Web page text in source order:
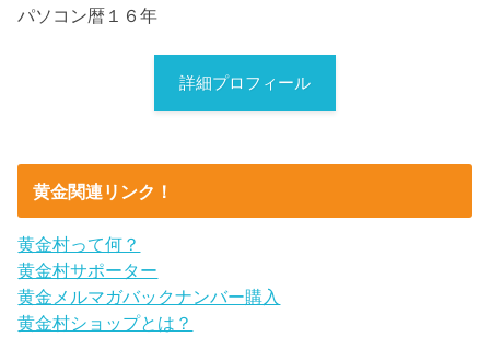
パソコン暦１６年
詳細プロフィール
黄金関連リンク！
黄金村って何？
黄金村サポーター
黄金メルマガバックナンバー購入
黄金村ショップとは？